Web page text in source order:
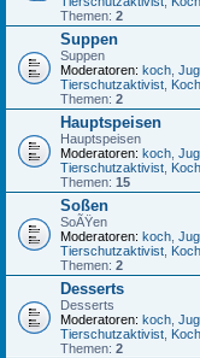
Themen: 2
Suppen
Suppen
Moderatoren: koch,
Tierschutzaktivist,
Themen: 2
Hauptspeisen
Hauptspeisen
Moderatoren: koch,
Tierschutzaktivist,
Themen: 15
Soßen
SoÃŸen
Moderatoren: koch,
Tierschutzaktivist,
Themen: 2
Desserts
Desserts
Moderatoren: koch,
Tierschutzaktivist,
Themen: 2